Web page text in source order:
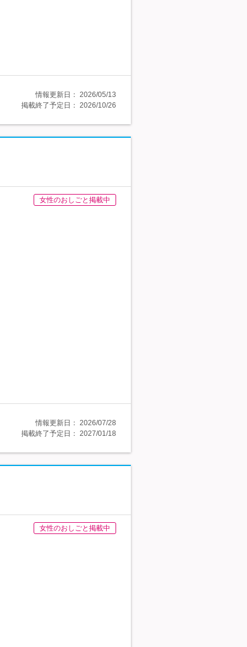
情報更新日： 2026/05/13
掲載終了予定日： 2026/10/26
女性のおしごと掲載中
情報更新日： 2026/07/28
掲載終了予定日： 2027/01/18
女性のおしごと掲載中